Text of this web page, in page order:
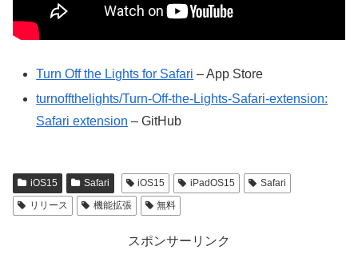
Turn Off the Lights for Safari – App Store
turnoffthelights/Turn-Off-the-Lights-Safari-extension:
Safari extension – GitHub
iOS15 Safari iOS15 iPadOS15
Safari
リリース
機能拡張 無料
スポンサーリンク